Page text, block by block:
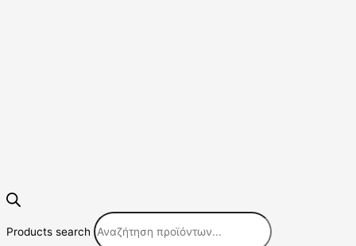
Products search